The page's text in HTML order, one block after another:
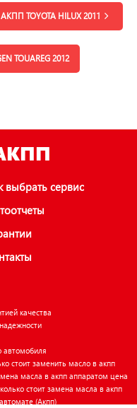
TOYOTA HILUX 2011
TOUAREG 2012
выбрать сервис
качества
автомобиля
стоит заменить масло в акпп
масла в акпп аппаратом цена
стоит замена масла в акпп
(Акпп)